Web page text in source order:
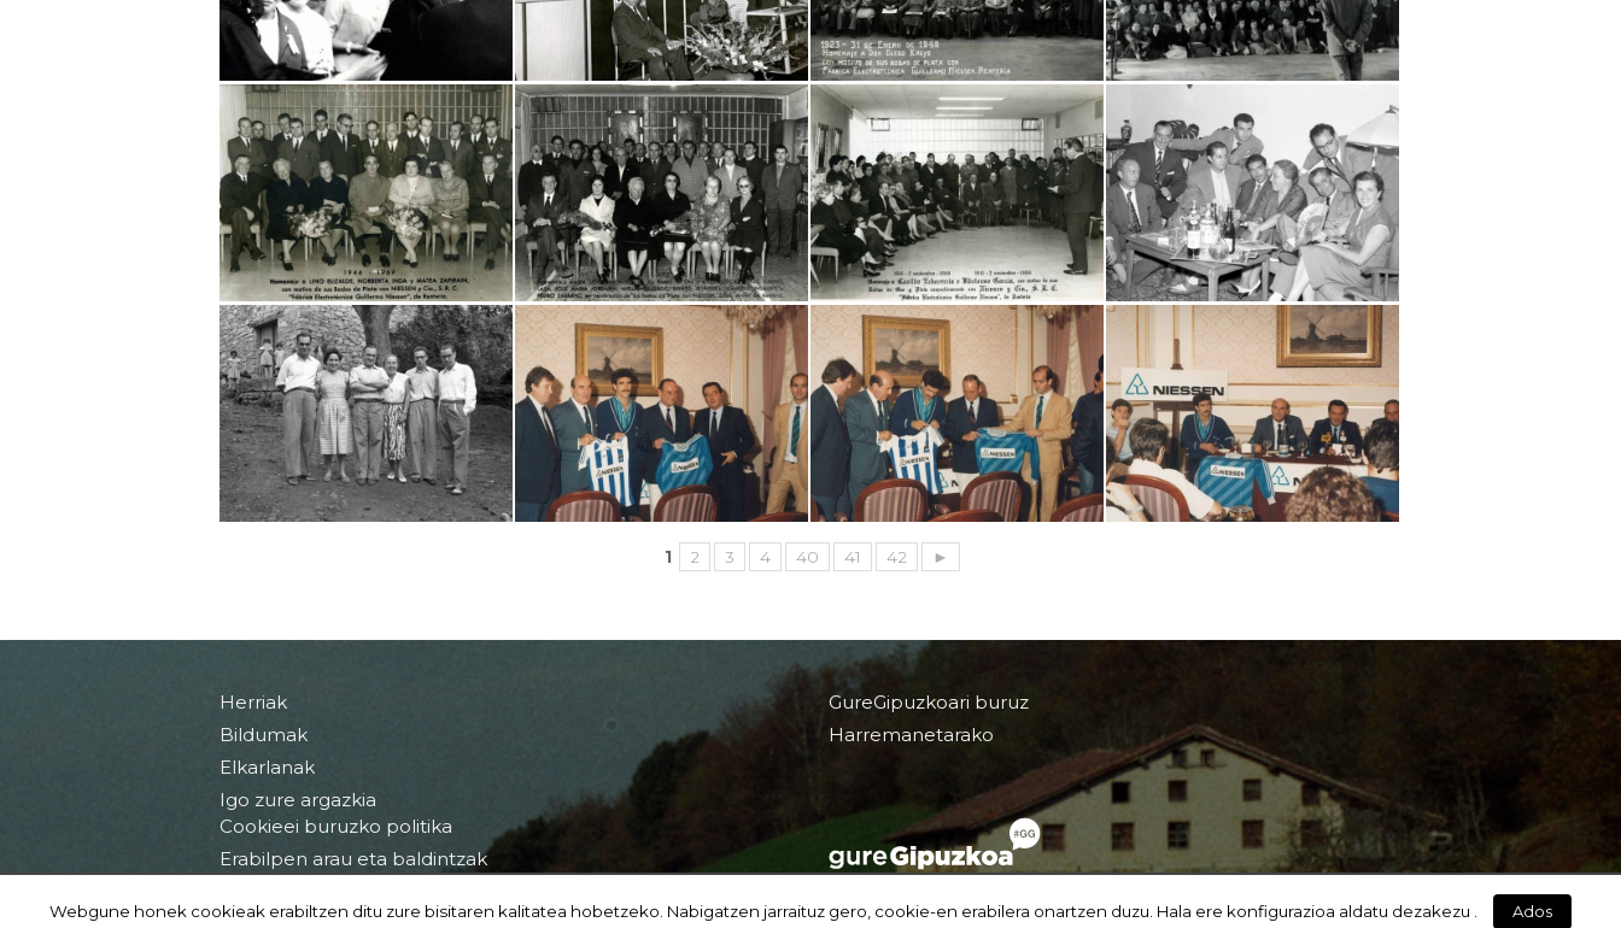
1 2 3 4 40 41 42 ►
Herriak
Bildumak
Elkarlanak
Igo zure argazkia
GureGipuzkoari buruz
Harremanetarako
Cookieei buruzko politika
Erabilpen arau eta baldintzak
Webgune honek cookieak erabiltzen ditu zure bisitaren kalitatea hobetzeko. Nabigatzen jarraituz gero, cookie-en erabilera onartzen duzu. Hala ere konfigurazioa aldatu dezakezu . Ados